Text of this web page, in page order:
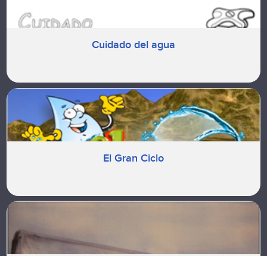
Cuidado del agua
El Gran Ciclo